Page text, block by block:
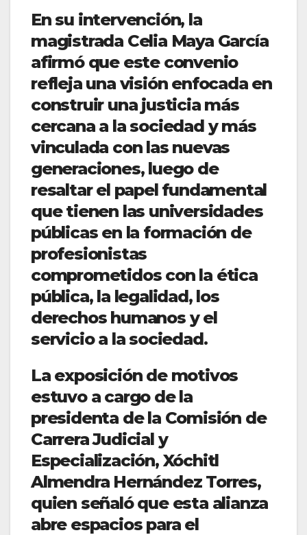
En su intervención, la
magistrada Celia Maya García
afirmó que este convenio
refleja una visión enfocada en
construir una justicia más
cercana a la sociedad y más
vinculada con las nuevas
generaciones, luego de
resaltar el papel fundamental
que tienen las universidades
públicas en la formación de
profesionistas
comprometidos con la ética
pública, la legalidad, los
derechos humanos y el
servicio a la sociedad.
La exposición de motivos
estuvo a cargo de la
presidenta de la Comisión de
Carrera Judicial y
Especialización, Xóchitl
Almendra Hernández Torres,
quien señaló que esta alianza
abre espacios para el